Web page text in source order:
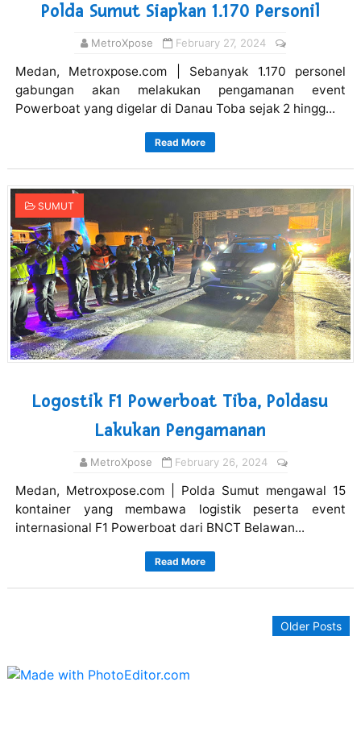
Polda Sumut Siapkan 1.170 Personil
MetroXpose February 27, 2024
Medan, Metroxpose.com | Sebanyak 1.170 personel
gabungan akan melakukan pengamanan event
Powerboat yang digelar di Danau Toba sejak 2 hingg...
Read More
SUMUT
Logostik F1 Powerboat Tiba, Poldasu
Lakukan Pengamanan
MetroXpose February 26, 2024
Medan, Metroxpose.com | Polda Sumut mengawal 15
kontainer yang membawa logistik peserta event
internasional F1 Powerboat dari BNCT Belawan...
Read More
Older Posts